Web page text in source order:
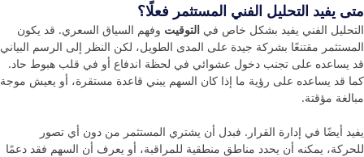
متى يفيد التحليل الفني المستثمر فعلًا؟
التحليل الفني يفيد بشكل خاص في التوقيت وفهم السياق السعري. قد يكون
المستثمر مقتنعًا بشركة جيدة على المدى الطويل، لكن النظر إلى الرسم البياني
قد يساعده على تجنب دخول عشوائي في لحظة اندفاع أو في قلب هبوط حاد.
كما قد يساعده على رؤية ما إذا كان السهم يبني قاعدة مستقرة، أو يعيش موجة
مبالغة مؤقتة.
يفيد أيضًا في إدارة القرار. فبدل أن يشتري المستثمر من دون أي تصور
للحركة، يمكنه أن يحدد مناطق منطقية للمراقبة، أو يعرف أن السهم فقد دعمًا